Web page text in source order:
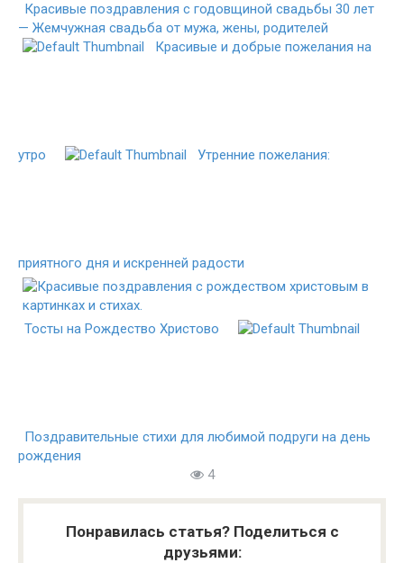
Красивые поздравления с годовщиной свадьбы 30 лет
— Жемчужная свадьба от мужа, жены, родителей
Красивые и добрые пожелания на
утро Утренние пожелания:
приятного дня и искренней радости
Тосты на Рождество Христово
Поздравительные стихи для любимой подруги на день
рождения
4
Понравилась статья? Поделиться с
друзьями: